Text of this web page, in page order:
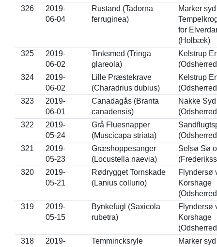
326
2019-
06-04
Rustand (Tadorna
ferruginea)
Marker
for
(Holbæk)
325
2019-
06-02
Tinksmed (Tringa
glareola)
Kelstrup
324
2019-
06-02
Lille Præstekrave
(Charadrius dubius)
Kelstrup
323
2019-
06-01
Canadagås (Branta
canadensis)
Nakke Syd
322
2019-
05-24
Grå Fluesnapper
(Muscicapa striata)
321
2019-
05-23
Græshoppesanger
(Locustella naevia)
Selsø Sø
320
2019-
05-21
Rødrygget Tornskade
(Lanius collurio)
Flyndersø
Korshage
319
2019-
05-15
Bynkefugl (Saxicola
rubetra)
Flyndersø
Korshage
318
2019-
Temmincksryle
Marker